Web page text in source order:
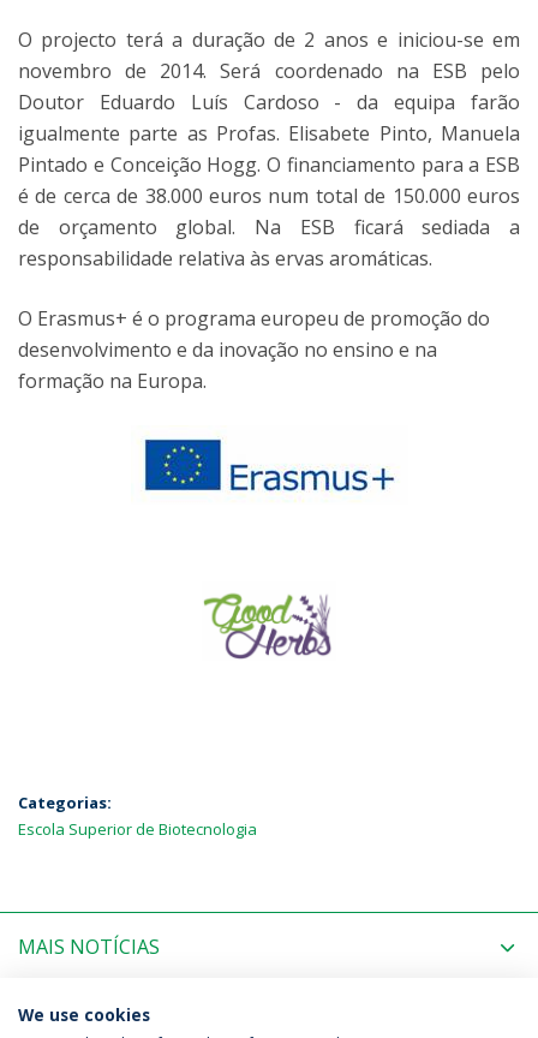
O projecto terá a duração de 2 anos e iniciou-se em
novembro de 2014. Será coordenado na ESB pelo
Doutor Eduardo Luís Cardoso - da equipa farão
igualmente parte as Profas. Elisabete Pinto, Manuela
Pintado e Conceição Hogg. O financiamento para a ESB
é de cerca de 38.000 euros num total de 150.000 euros
de orçamento global. Na ESB ficará sediada a
responsabilidade relativa às ervas aromáticas.
O Erasmus+ é o programa europeu de promoção do
desenvolvimento e da inovação no ensino e na
formação na Europa.
Categorias:
Escola Superior de Biotecnologia
MAIS NOTÍCIAS
PRÓXIMOS EVENTOS
We use cookies